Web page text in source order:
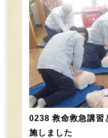
0238 救命救急講習
施しました